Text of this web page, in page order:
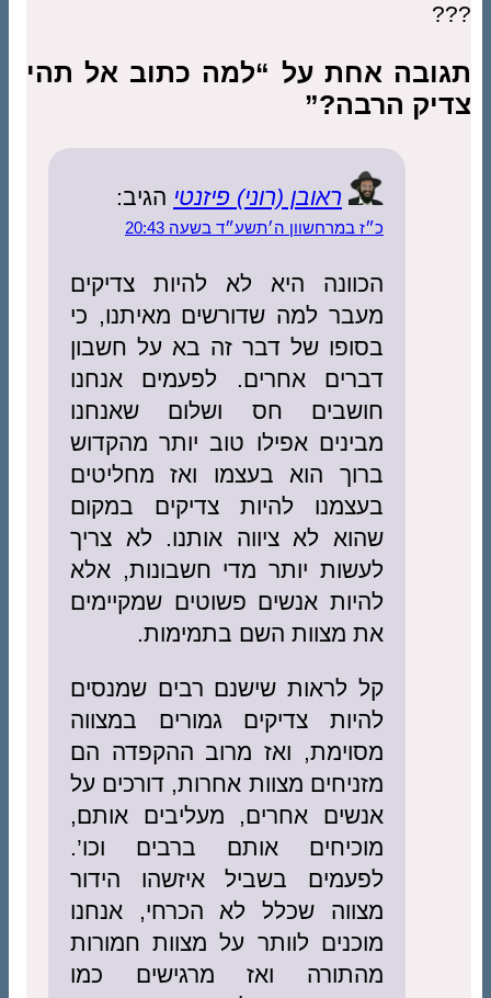
???
תגובה אחת על “למה כתוב אל תהי
צדיק הרבה?”
ראובן (רוני) פיזנטי הגיב:
כ״ז במרחשוון ה׳תשע״ד בשעה 20:43
הכוונה היא לא להיות צדיקים
מעבר למה שדורשים מאיתנו, כי
בסופו של דבר זה בא על חשבון
דברים אחרים. לפעמים אנחנו
חושבים חס ושלום שאנחנו
מבינים אפילו טוב יותר מהקדוש
ברוך הוא בעצמו ואז מחליטים
בעצמנו להיות צדיקים במקום
שהוא לא ציווה אותנו. לא צריך
לעשות יותר מדי חשבונות, אלא
להיות אנשים פשוטים שמקיימים
את מצוות השם בתמימות.
קל לראות שישנם רבים שמנסים
להיות צדיקים גמורים במצווה
מסוימת, ואז מרוב ההקפדה הם
מזניחים מצוות אחרות, דורכים על
אנשים אחרים, מעליבים אותם,
מוכיחים אותם ברבים וכו’.
לפעמים בשביל איזשהו הידור
מצווה שכלל לא הכרחי, אנחנו
מוכנים לוותר על מצוות חמורות
מהתורה ואז מרגישים כמו